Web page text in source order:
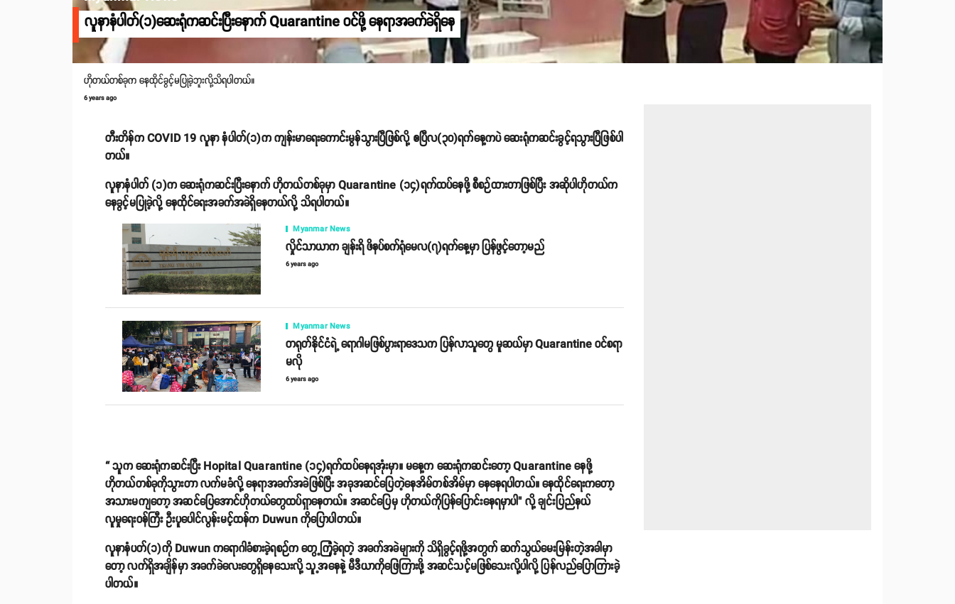
လူနာနံပါတ်(၁)ဆေးရုံကဆင်းပြီးနောက် Quarantine ဝင်ဖို့ နေရာအခက်ခဲရှိနေ
ဟိုတယ်တစ်ခုက နေထိုင်ခွင့်မပြုခဲ့ဘူးလို့သိရပါတယ်။
6 years ago
တီးတိန်က COVID 19 လူနာ နံပါတ်(၁)က ကျန်းမာရေးကောင်းမွန်သွားပြီဖြစ်လို့ ဧပြီလ(၃၀)ရက်နေ့ကပဲ ဆေးရုံကဆင်းခွင့်ရသွားပြီဖြစ်ပါ
တယ်။
လူနာနံပါတ် (၁)က ဆေးရုံကဆင်းပြီးနောက် ဟိုတယ်တစ်ခုမှာ Quarantine (၁၄)ရက်ထပ်နေဖို့ စီစဉ်ထားတာဖြစ်ပြီး အဆိုပါဟိုတယ်က
နေခွင့်မပြုခဲ့လို့ နေထိုင်ရေးအခက်အခဲရှိနေတယ်လို့ သိရပါတယ်။
Myanmar News
လှိုင်သာယာက ချန်းရိ ဖိနပ်စက်ရုံမေလ(၇)ရက်နေ့မှာ ပြန်ဖွင့်တော့မည်
6 years ago
Myanmar News
တရုတ်နိုင်ငံရဲ့ ရောဂါမဖြစ်ပွားရာဒေသက ပြန်လာသူတွေ မူဆယ်မှာ Quarantine ဝင်စရာ
မလို
6 years ago
“ သူက ဆေးရုံကဆင်းပြီး Hopital Quarantine (၁၄)ရက်ထပ်နေရအုံးမှာ။ မနေ့က ဆေးရုံကဆင်းတော့ Quarantine နေဖို့
ဟိုတယ်တစ်ခုကိုသွားတာ လက်မခံလို့ နေရာအခက်အခဲဖြစ်ပြီး အခုအဆင်ပြေတဲ့နေအိမ်တစ်အိမ်မှာ နေနေရပါတယ်။ နေထိုင်ရေးကတော့
အသားမကျတော့ အဆင်ပြေအောင်ဟိုတယ်တွေထပ်ရှာနေတယ်။ အဆင်ပြေမှ ဟိုတယ်ကိုပြန်ပြောင်းနေရမှာပါ" လို့ ချင်းပြည်နယ်
လူမှုရေးဝန်ကြီး ဦးပူပေါင်လွန်းမင့်ထန်က Duwun ကိုပြောပါတယ်။
လူနာနံပတ်(၁)ကို Duwun ကရောဂါခံစားခဲ့ရစဉ်က တွေ့ကြုံခဲ့ရတဲ့ အခက်အခဲများကို သိရှိခွင့်ရဖို့အတွက် ဆက်သွယ်မေးမြန်းတဲ့အခါမှာ
တော့ လက်ရှိအချိန်မှာ အခက်ခဲလေးတွေရှိနေသေးလို့ သူ့အနေနဲ့ မီဒီယာကိုဖြေကြားဖို့ အဆင်သင့်မဖြစ်သေးလို့ပါလို့ ပြန်လည်ပြောကြားခဲ့
ပါတယ်။